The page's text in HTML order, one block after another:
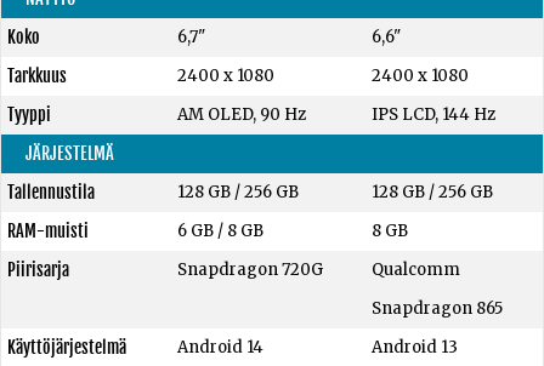
Koko
6,7"
6,6"
Tarkkuus
2400 x 1080
2400 x 1080
Tyyppi
AM OLED, 90 Hz
IPS LCD, 144 Hz
JÄRJESTELMÄ
Tallennustila
128 GB/256 GB 128 GB /256 GB
RAM-muisti
6 GB/ 8 GB
8 GB
Piirisarja
Snapdragon 720G
Qualcomm
Snapdragon 865
Käyttöjärjestelmä
Android 14
Android 13